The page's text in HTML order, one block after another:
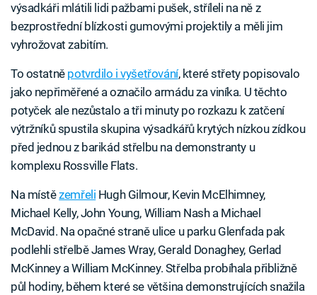
výsadkáři mlátili lidi pažbami pušek, stříleli na ně z
bezprostřední blízkosti gumovými projektily a měli jim
vyhrožovat zabitím.
To ostatně potvrdilo i vyšetřování, které střety popisovalo
jako nepřiměřené a označilo armádu za viníka. U těchto
potyček ale nezůstalo a tři minuty po rozkazu k zatčení
výtržníků spustila skupina výsadkářů krytých nízkou zídkou
před jednou z barikád střelbu na demonstranty u
komplexu Rossville Flats.
Na místězemřeli Hugh Gilmour, Kevin McElhimney,
Michael Kelly, John Young, William Nash a Michael
McDavid. Na opačné straně ulice u parku Glenfada pak
podlehli střelbě James Wray, Gerald Donaghey, Gerlad
McKinney a William McKinney. Střelba probíhala přibližně
půl hodiny, během které se většina demonstrujících snažila